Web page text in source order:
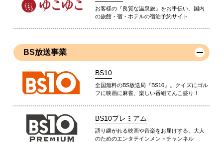
お客様の『良質な温泉旅』をお手伝い。国内
の旅館・宿・ホテルの宿泊予約サイト
BS放送事業
BS10
全国無料のBS放送局『BS10』。クイズにゴル
フに映画に麻雀、楽しい番組てんこ盛り！
BS10プレミアム
語り継がれる映画や音楽をお届けする、大人
のためのエンタテインメントチャンネル